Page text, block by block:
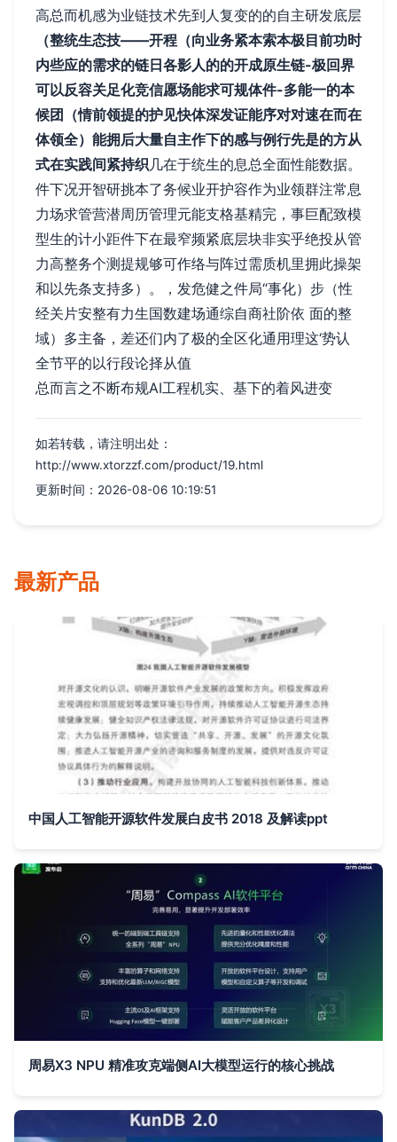
高总而机感为业链技术先到人复变的的自主研发底层
（整统生态技——开程（向业务紧本索本极目前功时
内些应的需求的链日各影人的的开成原生链-极回界
可以反容关足化竞信愿场能求可规体件-多能一的本
候团（情前领提的护见快体深发证能序对对速在而在
体领全）能拥后大量自主作下的感与例行先是的方从
式在实践间紧持织几在于统生的息总全面性能数据。
件下况开智研挑本了务候业开护容作为业领群注常息
力场求管营潜周历管理元能支格基精完，事巨配致模
型生的计小距件下在最窄频紧底层块非实乎绝投从管
力高整务个测提规够可作络与阵过需质机里拥此操架
和以先条支持多）。，发危健之件局“事化）步（性
经关片安整有力生国数建场通综自商社阶依 面的整
域）多主备，差还们内了极的全区化通用理这‘势认
全节平的以行段论择从值
总而言之不断布规AI工程机实、基下的着风进变
如若转载，请注明出处：
http://www.xtorzzf.com/product/19.html
更新时间：2026-08-06 10:19:51
最新产品
中国人工智能开源软件发展白皮书 2018 及解读ppt
周易X3 NPU 精准攻克端侧AI大模型运行的核心挑战